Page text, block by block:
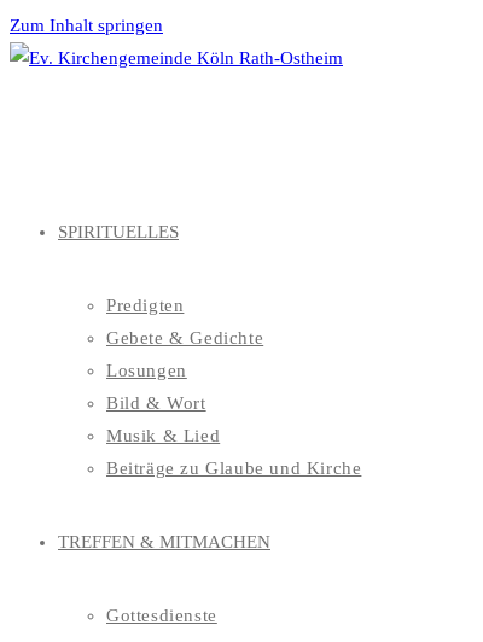
Zum Inhalt springen
SPIRITUELLES
Predigten
Gebete & Gedichte
Losungen
Bild & Wort
Musik & Lied
Beiträge zu Glaube und Kirche
TREFFEN & MITMACHEN
Gottesdienste